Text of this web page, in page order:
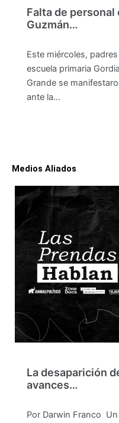
Falta de personal
Guzmán…
Este miércoles,
escuela primaria
Grande se
ante la…
Medios Aliados
La desaparición
avances…
Por Darwin Franco